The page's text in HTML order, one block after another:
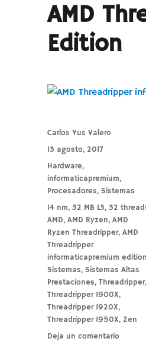
AMD
Edition
Autor
Carlos Yus Valero
Publicado
el
13 agosto, 2017
Categorías
Hardware,
informaticapremium,
Procesadores,Sistemas
Etiquetas
14 nm,32 MB L3,32
AMD,AMD Ryzen,AMD
Ryzen Threadripper,AMD
Threadripper
informaticapremium edition
Sistemas,Sistemas Altas
Prestaciones,Threadripper,
Threadripper 1900X,
Threadripper 1920X,
Threadripper 1950X,Zen
Deja un comentarioen